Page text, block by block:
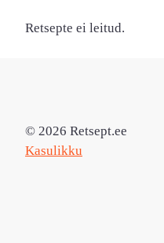
Retsepte ei leitud.
© 2026 Retsept.ee
Kasulikku